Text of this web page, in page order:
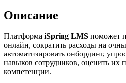
Описание
Платформа iSpring LMS поможет
онлайн, сократить расходы на
автоматизировать онбординг,
навыков сотрудников, оценить их
компетенции.